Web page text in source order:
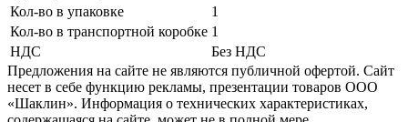
Кол-во в упаковке
1
Кол-во в транспортной коробке 1
НДС
Без НДС
Предложения на сайте не являются публичной офертой. Сайт
несет в себе функцию рекламы, презентации товаров ООО
«Шаклин». Информация о технических характеристиках,